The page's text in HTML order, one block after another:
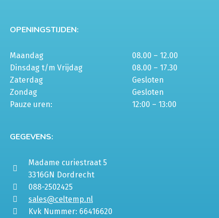
OPENINGSTIJDEN:
Maandag
08.00 – 12.00
Dinsdag t/m Vrijdag
08.00 – 17.30
Zaterdag
Gesloten
Zondag
Gesloten
Pauze uren:
12:00 – 13:00
GEGEVENS:
Madame curiestraat 5
3316GN Dordrecht
088-2502425
sales@celtemp.nl
Kvk Nummer: 66416620